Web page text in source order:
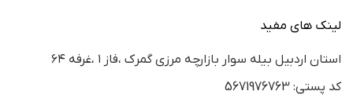
لینک های مفید
استان اردبيل بيله سوار بازارچه مرزي گمرك ،فاز ١ ،غرفه ٦٤
كد پستي: 5671976763